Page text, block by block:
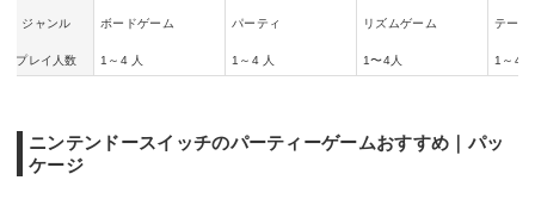
ジャンル ボードゲーム パーティ リズムゲーム テーブ
プレイ人数 1～4 人 1～4 人 1〜4人 1～4
ニンテンドースイッチのパーティーゲームおすすめ｜パッ
ケージ